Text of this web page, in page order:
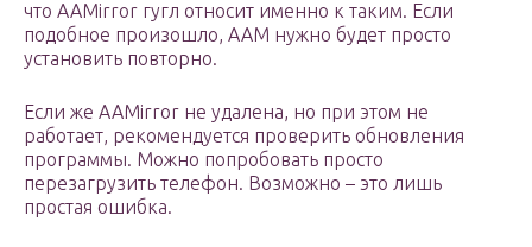
что AAMirror гугл относит именно к таким. Если
подобное произошло, ААМ нужно будет просто
установить повторно.
Если же AAMirror не удалена, но при этом не
работает, рекомендуется проверить обновления
программы. Можно попробовать просто
перезагрузить телефон. Возможно – это лишь
простая ошибка.